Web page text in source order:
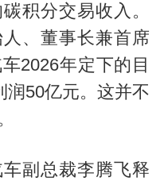
积分交易收入。
、董事长兼首席
2026年定下的目
润50亿元。这并不
副总裁李腾飞释